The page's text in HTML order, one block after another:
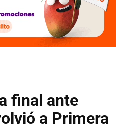
final ante
a Primera